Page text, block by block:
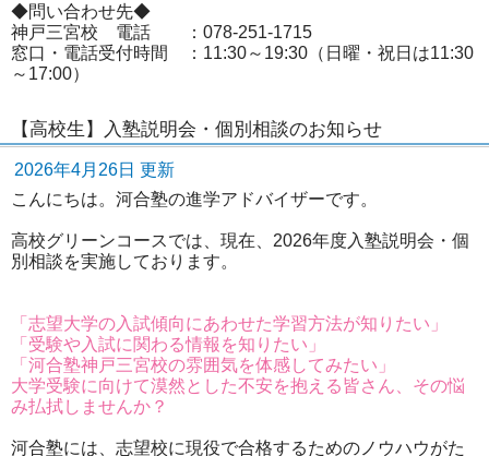
◆問い合わせ先◆
神戸三宮校 電話 ：078-251-1715
窓口・電話受付時間 ：11:30～19:30（日曜・祝日は11:30
～17:00）
【高校生】入塾説明会・個別相談のお知らせ
2026年4月26日 更新
こんにちは。河合塾の進学アドバイザーです。
高校グリーンコースでは、現在、2026年度入塾説明会・個
別相談を実施しております。
「志望大学の入試傾向にあわせた学習方法が知りたい」
「受験や入試に関わる情報を知りたい」
「河合塾神戸三宮校の雰囲気を体感してみたい」
大学受験に向けて漠然とした不安を抱える皆さん、その悩
み払拭しませんか？
河合塾には、志望校に現役で合格するためのノウハウがた